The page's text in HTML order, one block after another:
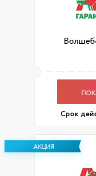
Срок
АКЦИЯ